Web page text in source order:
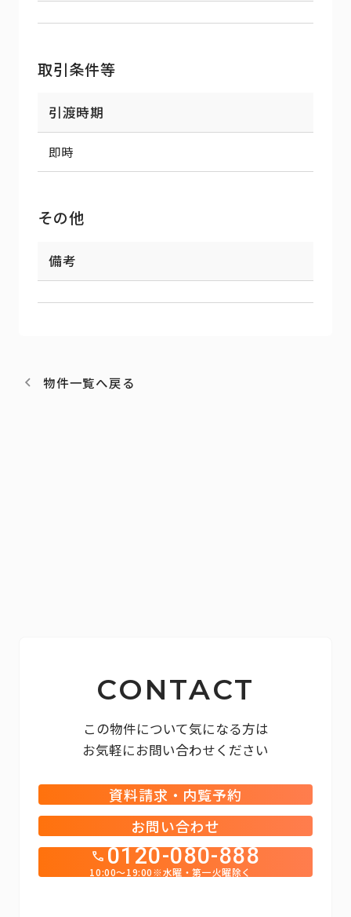
取引条件等
引渡時期
即時
その他
備考
物件一覧へ戻る
CONTACT
この物件について気になる方は
お気軽にお問い合わせください
資料請求・内覧予約
お問い合わせ
0120-080-888
10:00～19:00※水曜・第一火曜除く